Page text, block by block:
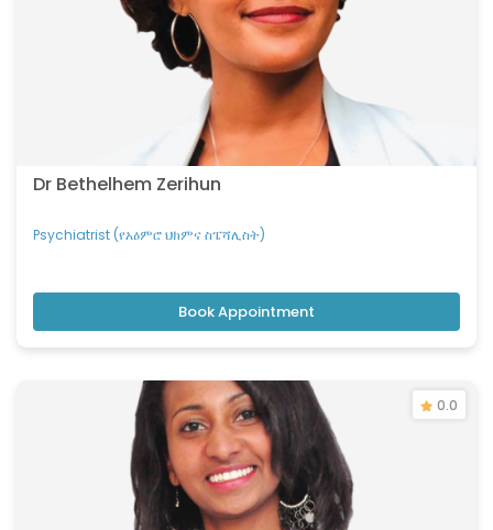
Dr Bethelhem Zerihun
Psychiatrist (የአዕምሮ ህክምና ስፔሻሊስት)
Book Appointment
0.0